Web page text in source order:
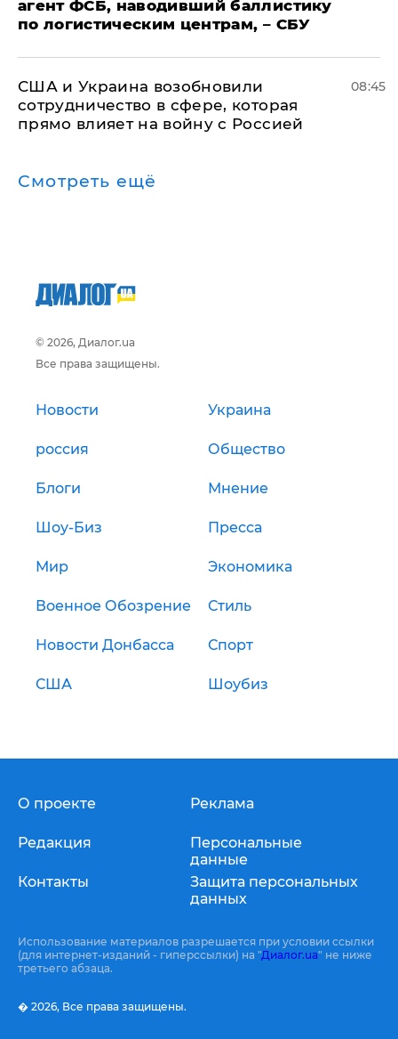
агент ФСБ, наводивший баллистику
по логистическим центрам, – СБУ
США и Украина возобновили
сотрудничество в сфере, которая
прямо влияет на войну с Россией
08:45
Смотреть ещё
© 2026, Диалог.ua
Все права защищены.
Новости Украина
россия Общество
Блоги Мнение
Шоу-Биз Пресса
Мир Экономика
Военное Обозрение Стиль
Новости Донбасса Спорт
США Шоубиз
О проекте
Редакция
Контакты
Реклама
Персональные
данные
Защита персональных
данных
Использование материалов разрешается при условии ссылки
(для интернет-изданий - гиперссылки) на "Диалог.ua" не ниже
третьего абзаца.
� 2026, Все права защищены.